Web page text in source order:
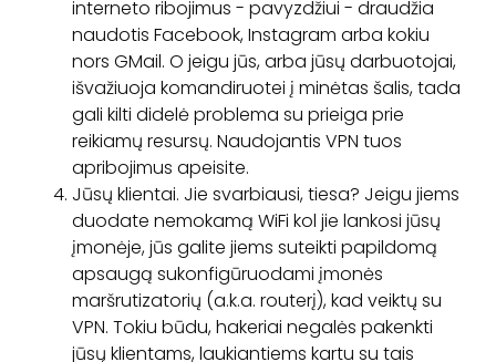
interneto ribojimus - pavyzdžiui - draudžia
naudotis Facebook, Instagram arba kokiu
nors GMail. O jeigu jūs, arba jūsų darbuotojai,
išvažiuoja komandiruotei į minėtas šalis, tada
gali kilti didelė problema su prieiga prie
reikiamų resursų. Naudojantis VPN tuos
apribojimus apeisite.
Jūsų klientai. Jie svarbiausi, tiesa? Jeigu jiems
duodate nemokamą WiFi kol jie lankosi jūsų
įmonėje, jūs galite jiems suteikti papildomą
apsaugą sukonfigūruodami įmonės
maršrutizatorių (a.k.a. routerį), kad veiktų su
VPN. Tokiu būdu, hakeriai negalės pakenkti
jūsų klientams, laukiantiems kartu su tais